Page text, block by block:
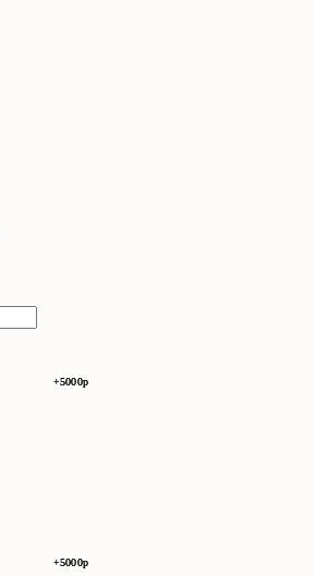
+5000p
+5000p
+5000p
+5000p